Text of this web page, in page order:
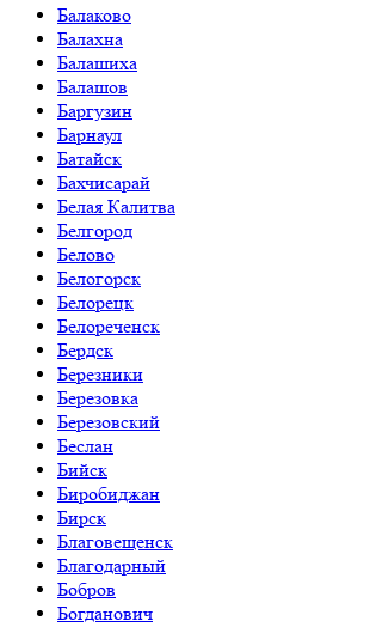
Балаково
Балахна
Балашиха
Балашов
Баргузин
Барнаул
Батайск
Бахчисарай
Белая Калитва
Белгород
Белово
Белогорск
Белорецк
Белореченск
Бердск
Березники
Березовка
Березовский
Беслан
Бийск
Биробиджан
Бирск
Благовещенск
Благодарный
Бобров
Богданович